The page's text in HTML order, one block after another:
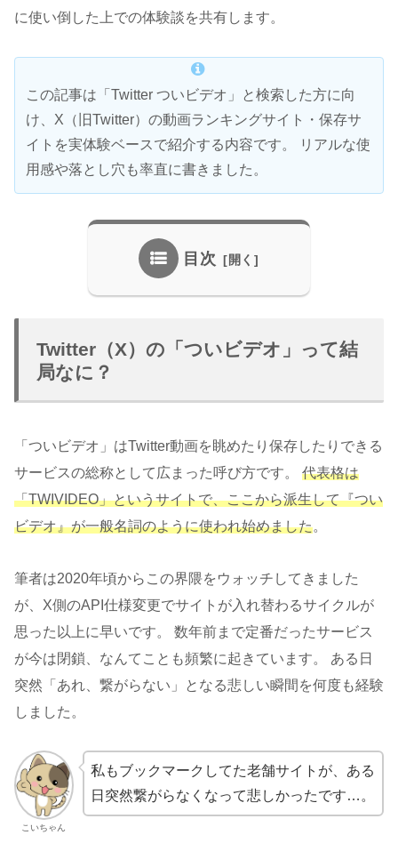
に使い倒した上での体験談を共有します。
この記事は「Twitter ついビデオ」と検索した方に向
け、X（旧Twitter）の動画ランキングサイト・保存サ
イトを実体験ベースで紹介する内容です。 リアルな使
用感や落とし穴も率直に書きました。
目次
Twitter（X）の「ついビデオ」って結
局なに？
「ついビデオ」はTwitter動画を眺めたり保存したりできる
サービスの総称として広まった呼び方です。 代表格は
「TWIVIDEO」というサイトで、ここから派生して『つい
ビデオ』が一般名詞のように使われ始めました。
筆者は2020年頃からこの界隈をウォッチしてきました
が、X側のAPI仕様変更でサイトが入れ替わるサイクルが
思った以上に早いです。 数年前まで定番だったサービス
が今は閉鎖、なんてことも頻繁に起きています。 ある日
突然「あれ、繋がらない」となる悲しい瞬間を何度も経験
しました。
こいちゃん
私もブックマークしてた老舗サイトが、ある
日突然繋がらなくなって悲しかったです…。